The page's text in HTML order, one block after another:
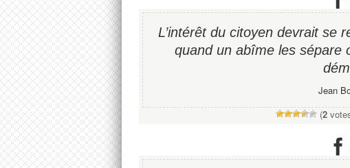
L’intérêt du citoyen devrait se
quand un abîme les sépare
Jean
(2